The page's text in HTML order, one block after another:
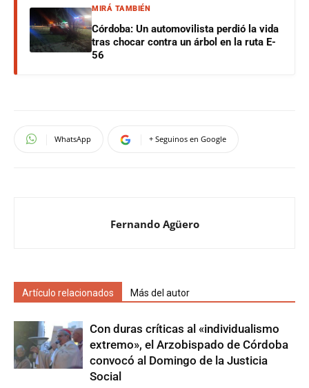
MIRÁ TAMBIÉN
Córdoba: Un automovilista perdió la vida
tras chocar contra un árbol en la ruta E-
56
WhatsApp + Seguinos en Google
Fernando Agüero
Artículo relacionados Más del autor
Con duras críticas al «individualismo
extremo», el Arzobispado de Córdoba
convocó al Domingo de la Justicia
Social